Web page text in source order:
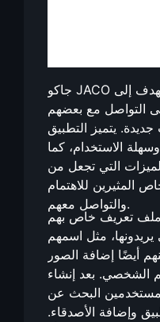
جاكو JACO هو تطبيق سعودي جديد يهدف إلى
التواصل مع بعضهم
يتميز التطبيق
الاستخدام، كما
التي تجعل من
المثيرين للاهتمام
والتواصل معهم.
ملف تعريف خاص بهم
مثل اسمهم
أيضًا إضافة الصور
الشخصي. بعد إنشاء
البحث عن
وإضافة الأصدقاء.